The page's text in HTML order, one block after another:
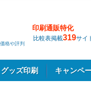
格や評判
印刷通販特化
比較表掲載319サイ
ッズ印刷 キャンペ